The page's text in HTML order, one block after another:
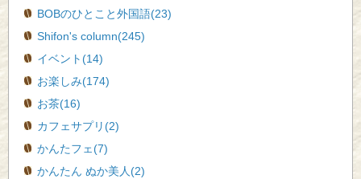
BOBのひとこと外国語(23)
Shifon's column(245)
イベント(14)
お楽しみ(174)
お茶(16)
カフェサプリ(2)
かんたフェ(7)
かんたん ぬか美人(2)